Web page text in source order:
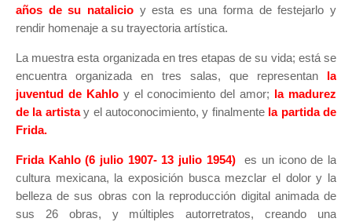
años de su natalicioy esta es una forma de festejarlo y
rendir homenaje a su trayectoria artística.
La muestra esta organizada en tres etapas de su vida; está se
encuentra organizada en tres salas, que representan
la
juventud de Kahloy el conocimiento del amor;
la madurez
de la artistay el autoconocimiento, y finalmente la partida de
Frida.
Frida Kahlo (6 julio 1907- 13 julio 1954)
es un icono de la
cultura mexicana, la exposición busca mezclar el dolor y la
belleza de sus obras con la reproducción digital animada de
sus 26 obras, y múltiples autorretratos, creando una